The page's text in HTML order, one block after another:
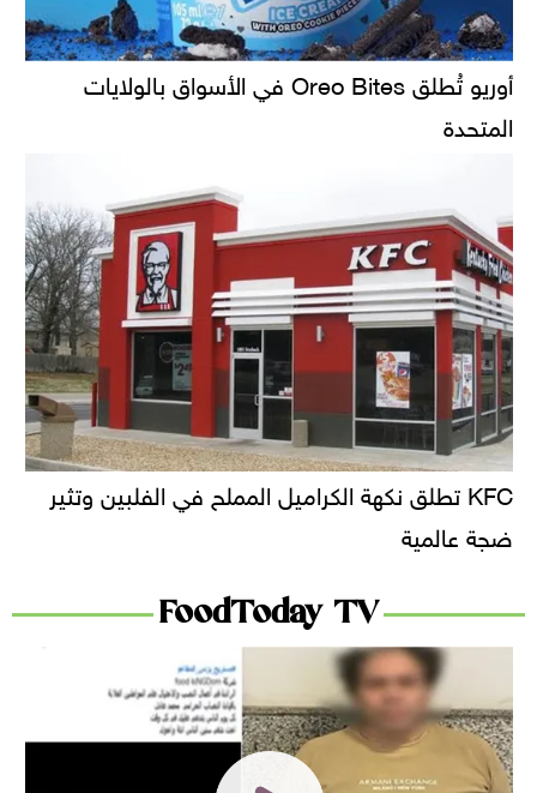
أوريو تُطلق Oreo Bites في الأسواق بالولايات
المتحدة
KFC تطلق نكهة الكراميل المملح في الفلبين وتثير
ضجة عالمية
FoodToday TV